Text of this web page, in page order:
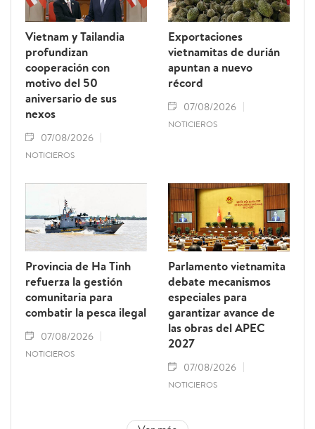
Vietnam y Tailandia
profundizan
cooperación con
motivo del 50
aniversario de sus
nexos
07/08/2026
NOTICIEROS
Exportaciones
vietnamitas de durián
apuntan a nuevo
récord
07/08/2026
NOTICIEROS
Provincia de Ha Tinh
refuerza la gestión
comunitaria para
combatir la pesca ilegal
07/08/2026
NOTICIEROS
Parlamento vietnamita
debate mecanismos
especiales para
garantizar avance de
las obras del APEC
2027
07/08/2026
NOTICIEROS